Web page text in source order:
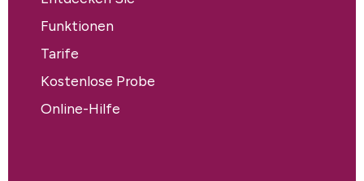
Funktionen
Tarife
Kostenlose Probe
Online-Hilfe